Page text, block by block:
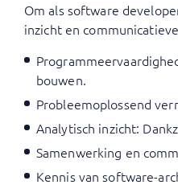
Om als software
inzicht en
bouwen.
Probleemoplossend
Analytisch inzicht:
Samenwerking en
Kennis van software-